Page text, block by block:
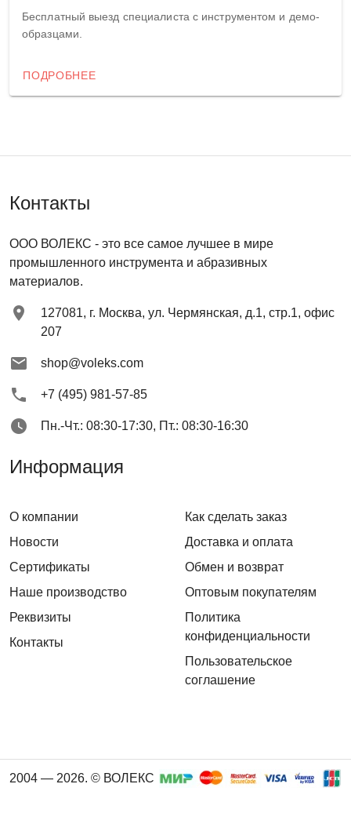
Бесплатный выезд специалиста с инструментом и демо-
образцами.
ПОДРОБНЕЕ
Контакты
ООО ВОЛЕКС - это все самое лучшее в мире
промышленного инструмента и абразивных
материалов.
127081, г. Москва, ул. Чермянская, д.1, стр.1, офис
207
shop@voleks.com
+7 (495) 981-57-85
Пн.-Чт.: 08:30-17:30, Пт.: 08:30-16:30
Информация
О компании
Новости
Сертификаты
Наше производство
Реквизиты
Контакты
Как сделать заказ
Доставка и оплата
Обмен и возврат
Оптовым покупателям
Политика
конфиденциальности
Пользовательское
соглашение
2004 — 2026. © ВОЛЕКС